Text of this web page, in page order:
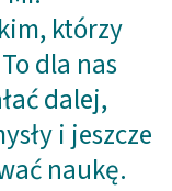
którzy
dla nas
dalej,
i jeszcze
naukę.